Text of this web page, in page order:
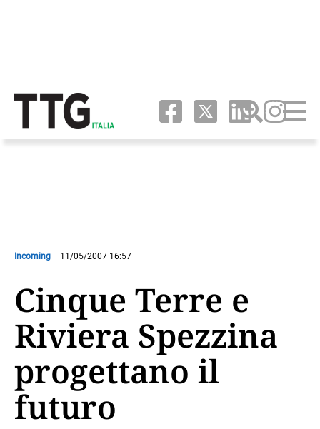
Incoming 11/05/2007 16:57
Cinque Terre e
Riviera Spezzina
progettano il
futuro